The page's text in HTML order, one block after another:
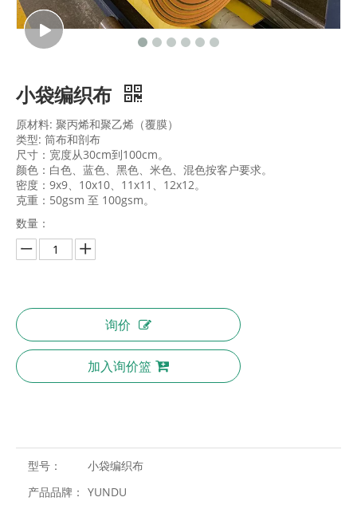
小袋编织布
原材料: 聚丙烯和聚乙烯（覆膜）
类型: 筒布和剖布
尺寸：宽度从30cm到100cm。
颜色：白色、蓝色、黑色、米色、混色按客户要求。
密度：9x9、10x10、11x11、12x12。
克重：50gsm 至 100gsm。
数量：
询价
加入询价篮
型号：
小袋编织布
产品品牌： YUNDU